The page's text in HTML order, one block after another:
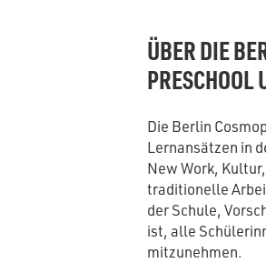
ÜBER DIE
PRESCHOOL
Die Berlin
Lernansätzen in
New Work,
traditionelle
der Schule,
ist, alle
mitzunehmen.